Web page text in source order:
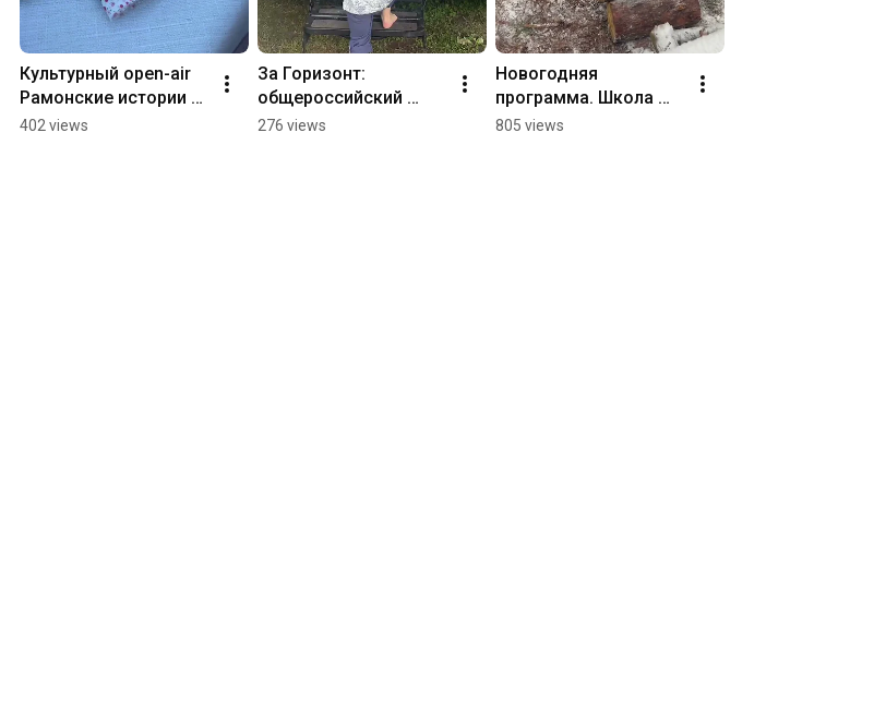
Культурный open-air
Рамонские истории
#Воронеж #нелжару
402 views
За Горизонт:
общероссийский
форум
276 views
Новогодняя
программа. Школа
Юного
805 views